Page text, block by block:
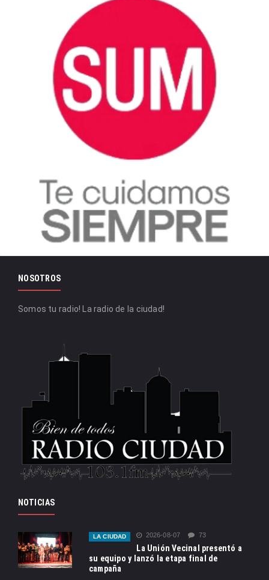
NOSOTROS
Somos tu radio! La radio de la ciudad!
NOTICIAS
LA CIUDAD 2026-08-07 73
La Unión Vecinal presentó a
su equipo y lanzó la etapa final de
campaña